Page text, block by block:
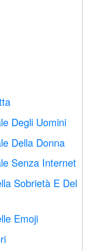
Degli Uomini
Della Donna
Senza Internet
Sobrietà E Del
Emoji